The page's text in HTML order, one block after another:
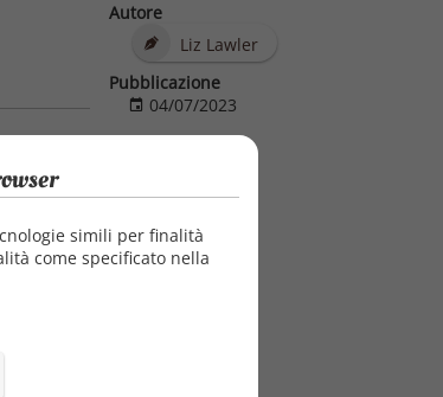
Autore
Liz Lawler
Pubblicazione
04/07/2023
simili per finalità
come specificato nella